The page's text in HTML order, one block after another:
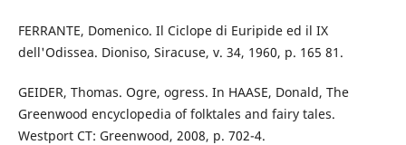
FERRANTE, Domenico. Il Ciclope di Euripide ed il IX
dell'Odissea. Dioniso, Siracuse, v. 34, 1960, p. 165 81.
GEIDER, Thomas. Ogre, ogress. In HAASE, Donald, The
Greenwood encyclopedia of folktales and fairy tales.
Westport CT: Greenwood, 2008, p. 702-4.